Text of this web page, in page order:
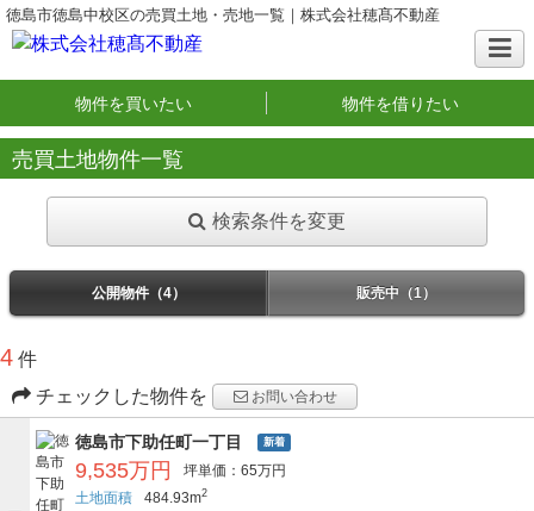
徳島市徳島中校区の売買土地・売地一覧｜株式会社穂髙不動産
物件を買いたい 物件を借りたい
売買土地物件一覧
検索条件を変更
公開物件（4） 販売中（1）
4 件
チェックした物件を
お問い合わせ
徳島市下助任町一丁目 新着
9,535万円
坪単価：65万円
土地面積
484.93m2